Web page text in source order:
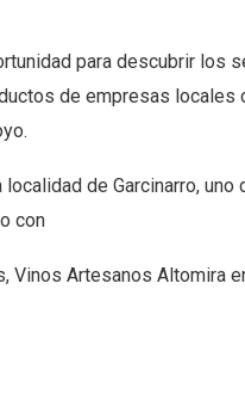
para descubrir los
de empresas locales
de Garcinarro, uno
con
Vinos Artesanos Altomira